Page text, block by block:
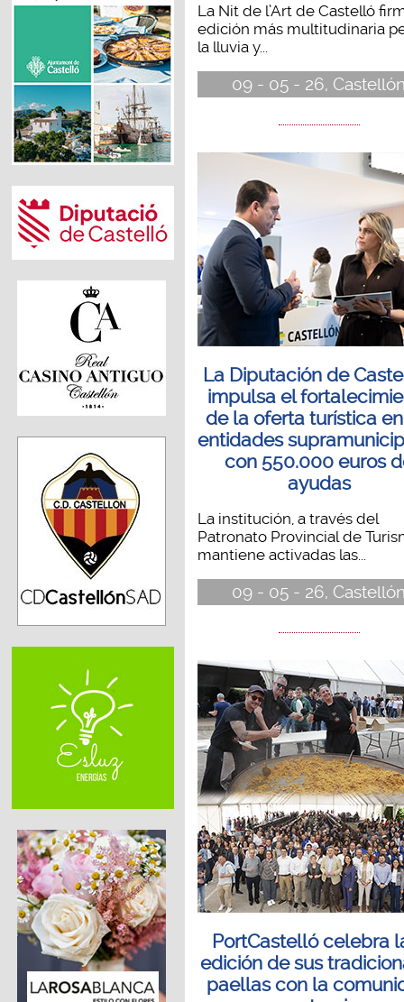
La Nit de l’Art de Castelló
edición más multitudinaria
la lluvia y...
09 - 05 - 26,
La Diputación de
impulsa el
de la oferta turística
entidades
con 550.000 euros
ayudas
La institución, a través del
Patronato Provincial de
mantiene activadas las...
09 - 05 - 26,
PortCastelló celebra
edición de sus
paellas con la